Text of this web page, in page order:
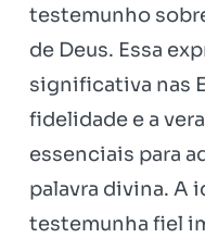
testemunho
de Deus. Essa
significativa nas
fidelidade e a
essenciais para
palavra divina. A
testemunha fiel